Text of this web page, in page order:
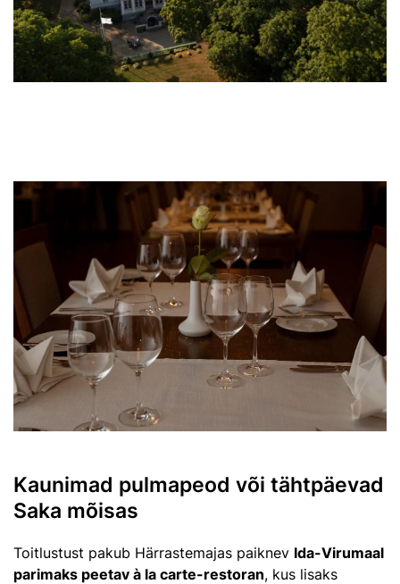
Kaunimad pulmapeod või tähtpäevad
Saka mõisas
Toitlustust pakub Härrastemajas paiknev Ida-Virumaal
parimaks peetav à la carte-restoran, kus lisaks